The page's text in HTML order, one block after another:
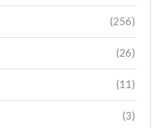
(256)
(26)
(11)
(3)